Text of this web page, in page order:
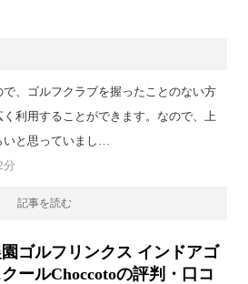
、ゴルフクラブを握ったことのない方
利用することができます。なので、上
いと思っていまし…
分
記事を読む
ゴルフリンクス インドアゴ
ールChoccotoの評判・口コ